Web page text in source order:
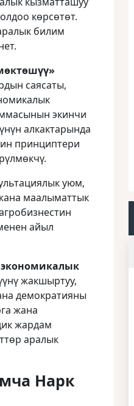
көрсөтөт.
билим
саясаты,
экинчи
алкактарында
принциптери
уюм,
маалыматтык
айыл
экономикалык
жакшыртуу,
демократияны
жана
жардам
аралык
Нарк